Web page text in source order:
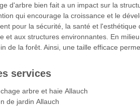
d'arbre bien fait a un impact sur la
qui encourage la croissance et le
pour la sécurité, la santé et
et aux structures environnantes. En
de la forêt. Ainsi, une taille efficace
services
arbre et haie Allauch
de jardin Allauch